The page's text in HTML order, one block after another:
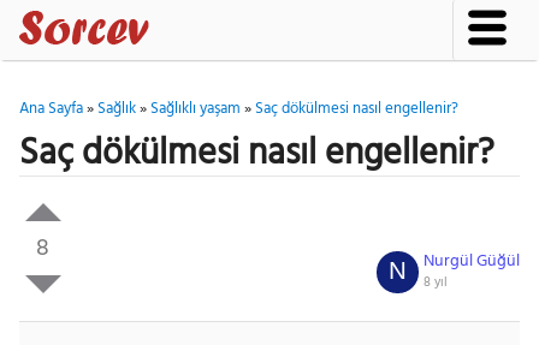
Ana Sayfa»Sağlık»Sağlıklı yaşam»Saç dökülmesi nasıl engellenir?
Saç dökülmesi nasıl engellenir?
8 Nurgül Güğül
8 yıl
N